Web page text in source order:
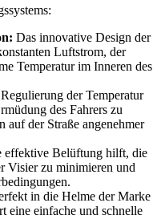
Das innovative Design der
Luftstrom, der
Temperatur im Inneren des
der Temperatur
des Fahrers zu
auf der Straße angenehmer
effektive Belüftung hilft, die
Visier zu minimieren und
in die Helme der Marke
eine einfache und schnelle